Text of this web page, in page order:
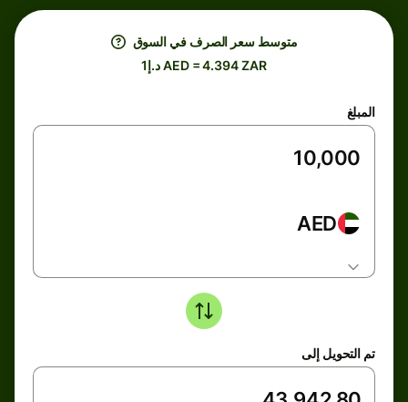
متوسط ​​سعر الصرف في السوق
د.إ1 AED = 4.394 ZAR
المبلغ
AED
تم التحويل إلى